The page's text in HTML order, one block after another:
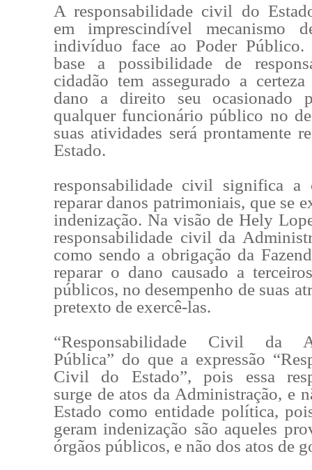
A responsabilidade civil do
em imprescindível mecanismo
indivíduo face ao Poder Público.
base a possibilidade de
cidadão tem assegurado a
dano a direito seu ocasionado
qualquer funcionário público no
suas atividades será prontamente
Estado.
responsabilidade civil significa a
reparar danos patrimoniais, que se
indenização. Na visão de Hely
responsabilidade civil da
como sendo a obrigação da
reparar o dano causado a
públicos, no desempenho de suas
pretexto de exercê-las.
“Responsabilidade Civil da
Pública” do que a expressão
Civil do Estado”, pois essa
surge de atos da Administração, e
Estado como entidade política,
geram indenização são aqueles
órgãos públicos, e não dos atos de